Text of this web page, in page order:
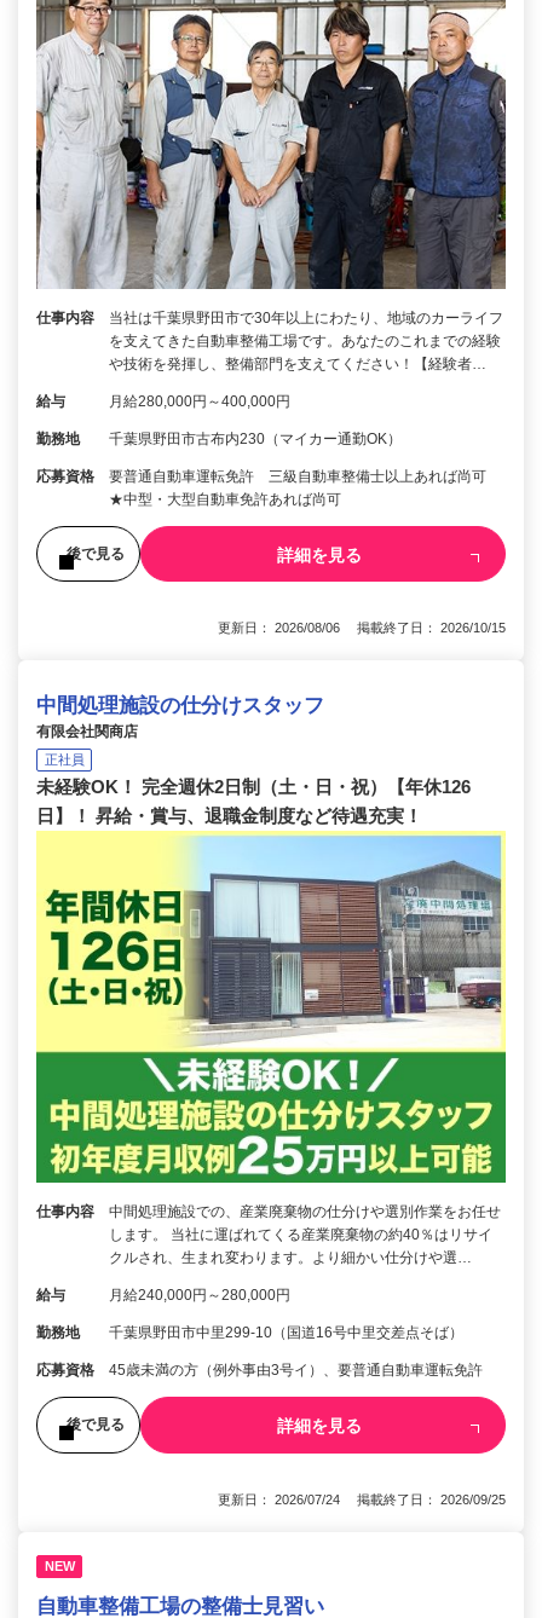
仕事内容
当社は千葉県野田市で30年以上にわたり、地域のカーライフ
を支えてきた自動車整備工場です。あなたのこれまでの経験
や技術を発揮し、整備部門を支えてください！【経験者…
給与 月給280,000円～400,000円
勤務地 千葉県野田市古布内230（マイカー通勤OK）
応募資格
要普通自動車運転免許 三級自動車整備士以上あれば尚可
★中型・大型自動車免許あれば尚可
後で見る 詳細を見る
更新日： 2026/08/06 掲載終了日： 2026/10/15
中間処理施設の仕分けスタッフ
有限会社関商店
正社員
未経験OK！ 完全週休2日制（土・日・祝）【年休126
日】！ 昇給・賞与、退職金制度など待遇充実！
仕事内容
中間処理施設での、産業廃棄物の仕分けや選別作業をお任せ
します。 当社に運ばれてくる産業廃棄物の約40％はリサイ
クルされ、生まれ変わります。より細かい仕分けや選…
給与 月給240,000円～280,000円
勤務地 千葉県野田市中里299-10（国道16号中里交差点そば）
応募資格 45歳未満の方（例外事由3号イ）、要普通自動車運転免許
後で見る 詳細を見る
更新日： 2026/07/24 掲載終了日： 2026/09/25
NEW
自動車整備工場の整備士見習い